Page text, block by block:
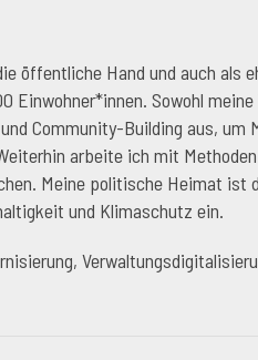
öffentliche Hand und auch als
Sowohl meine
Community-Building aus, um
arbeite ich mit
Meine politische Heimat ist
und Klimaschutz ein.